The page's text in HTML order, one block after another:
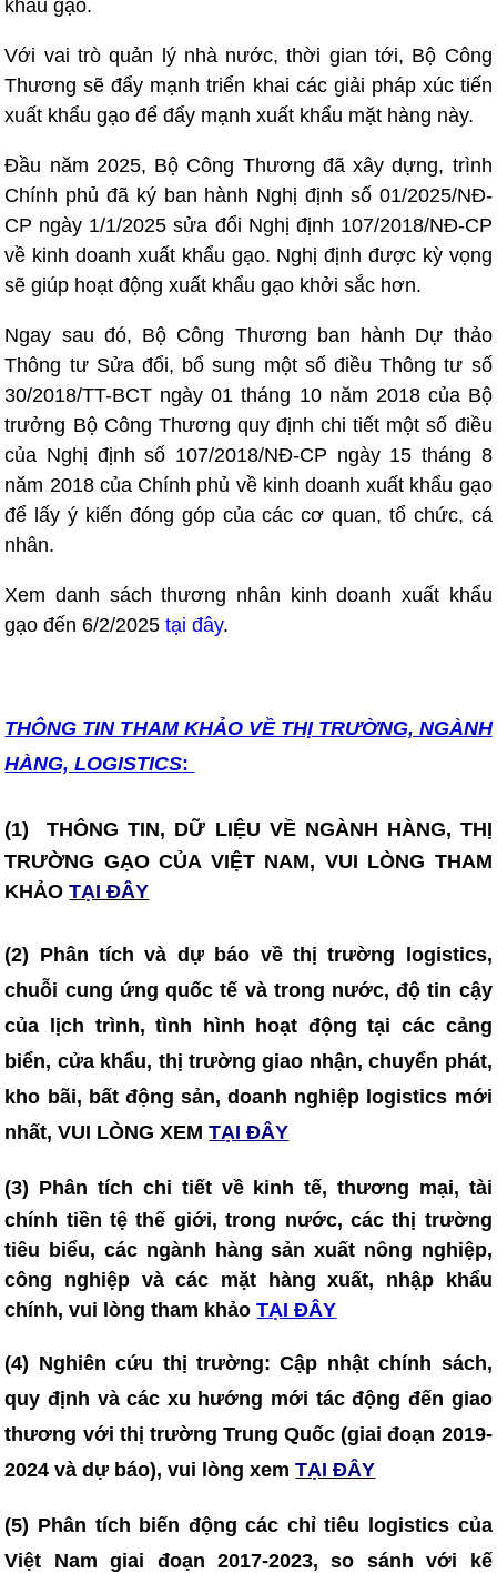
khẩu gạo.
Với vai trò quản lý nhà nước, thời gian tới, Bộ Công
Thương sẽ đẩy mạnh triển khai các giải pháp xúc tiến
xuất khẩu gạo để đẩy mạnh xuất khẩu mặt hàng này.
Đầu năm 2025, Bộ Công Thương đã xây dựng, trình
Chính phủ đã ký ban hành Nghị định số 01/2025/NĐ-
CP ngày 1/1/2025 sửa đổi Nghị định 107/2018/NĐ-CP
về kinh doanh xuất khẩu gạo. Nghị định được kỳ vọng
sẽ giúp hoạt động xuất khẩu gạo khởi sắc hơn.
Ngay sau đó, Bộ Công Thương ban hành Dự thảo
Thông tư Sửa đổi, bổ sung một số điều Thông tư số
30/2018/TT-BCT ngày 01 tháng 10 năm 2018 của Bộ
trưởng Bộ Công Thương quy định chi tiết một số điều
của Nghị định số 107/2018/NĐ-CP ngày 15 tháng 8
năm 2018 của Chính phủ về kinh doanh xuất khẩu gạo
để lấy ý kiến đóng góp của các cơ quan, tổ chức, cá
nhân.
Xem danh sách thương nhân kinh doanh xuất khẩu
gạo đến 6/2/2025tại đây.
THÔNG TIN THAM KHẢO VỀ THỊ TRƯỜNG, NGÀNH
HÀNG, LOGISTICS:
(1)THÔNG TIN, DỮ LIỆU VỀ NGÀNH HÀNG, THỊ
TRƯỜNG GẠO CỦA VIỆT NAM, VUI LÒNG THAM
KHẢOTẠI ĐÂY
(2) Phân tích và dự báo về thị trường logistics,
chuỗi cung ứng quốc tế và trong nước, độ tin cậy
của lịch trình, tình hình hoạt động tại các cảng
biển, cửa khẩu, thị trường giao nhận, chuyển phát,
kho bãi, bất động sản, doanh nghiệp logistics mới
nhất, VUI LÒNG XEM TẠI ĐÂY
(3) Phân tích chi tiết về kinh tế, thương mại, tài
chính tiền tệ thế giới, trong nước, các thị trường
tiêu biểu, các ngành hàng sản xuất nông nghiệp,
công nghiệp và các mặt hàng xuất, nhập khẩu
chính, vui lòng tham khảo TẠI ĐÂY
(4) Nghiên cứu thị trường: Cập nhật chính sách,
quy định và các xu hướng mới tác động đến giao
thương với thị trường Trung Quốc (giai đoạn 2019-
2024 và dự báo), vui lòng xemTẠI ĐÂY
(5) Phân tích biến động các chỉ tiêu logistics của
Việt Nam giai đoạn 2017-2023, so sánh với kế